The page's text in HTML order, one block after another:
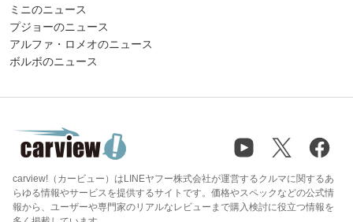
ミニのニュース
プジョーのニュース
アルファ・ロメオのニュース
ボルボのニュース
carview!（カービュー）はLINEヤフー株式会社が運営するクルマに関するあ
らゆる情報やサービスを提供するサイトです。価格やスペックなどの公式情
報から、ユーザーや専門家のリアルなレビューまで購入検討に役立つ情報を